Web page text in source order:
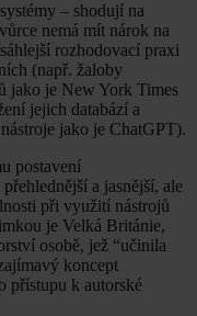
– shodují na
nemá mít nárok na
rozhodovací praxi
(např. žaloby
jako je New York Times
jejich databází a
jako je ChatGPT).
postavení
a jasnější, ale
při využití nástrojů
je Velká Británie,
osobě, jež “učinila
koncept
přístupu k autorské